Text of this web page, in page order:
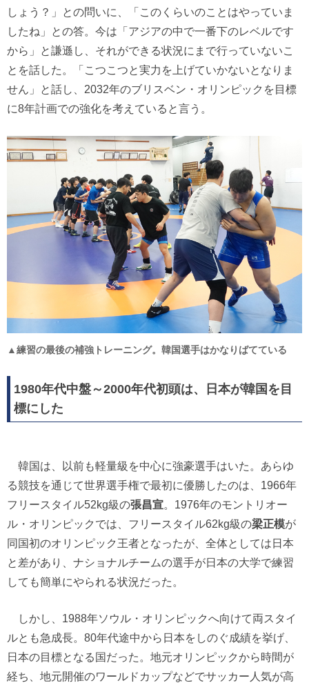
しょう？」との問いに、「このくらいのことはやっていま
したね」との答。今は「アジアの中で一番下のレベルです
から」と謙遜し、それができる状況にまで行っていないこ
とを話した。「こつこつと実力を上げていかないとなりま
せん」と話し、2032年のブリスベン・オリンピックを目標
に8年計画での強化を考えていると言う。
▲練習の最後の補強トレーニング。韓国選手はかなりばてている
1980年代中盤～2000年代初頭は、日本が韓国を目
標にした
韓国は、以前も軽量級を中心に強豪選手はいた。あらゆ
る競技を通じて世界選手権で最初に優勝したのは、1966年
フリースタイル52kg級の張昌宣。1976年のモントリオー
ル・オリンピックでは、フリースタイル62kg級の梁正模が
同国初のオリンピック王者となったが、全体としては日本
と差があり、ナショナルチームの選手が日本の大学で練習
しても簡単にやられる状況だった。
しかし、1988年ソウル・オリンピックへ向けて両スタイ
ルとも急成長。80年代途中から日本をしのぐ成績を挙げ、
日本の目標となる国だった。地元オリンピックから時間が
経ち、地元開催のワールドカップなどでサッカー人気が高